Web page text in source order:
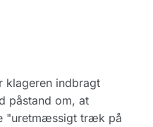
klageren indbragt
påstand om, at
"uretmæssigt træk på